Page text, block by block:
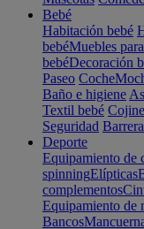
Bebé
Habitación bebé
bebéMuebles
bebéDecoración
Paseo Coche
Baño e higiene
Textil bebé
Seguridad
Deporte
Equipamiento de
spinningElípticas
complementos
Equipamiento de
Bancos